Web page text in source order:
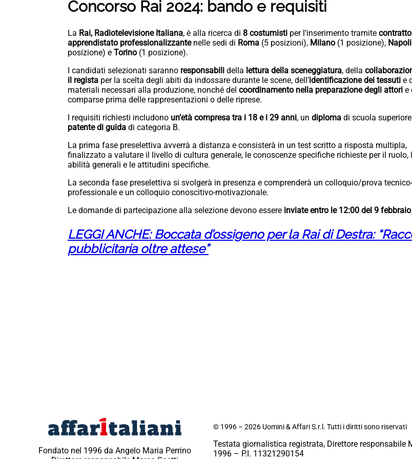
Concorso Rai 2024: bando e requisiti
La Rai, Radiotelevisione Italiana, è alla ricerca di 8 costumisti per l’inserimento tramite
apprendistato professionalizzante nelle sedi di Roma (5 posizioni), Milano (1 posizione), Napoli
posizione) e Torino (1 posizione).
I candidati selezionati saranno responsabili della lettura della sceneggiatura, della
il regista per la scelta degli abiti da indossare durante le scene, dell’identificazione dei tessuti e
materiali necessari alla produzione, nonché del coordinamento nella preparazione degli attori e
comparse prima delle rappresentazioni o delle riprese.
I requisiti richiesti includono un’età compresa tra i 18 e i 29 anni, un diploma di scuola
patente di guida di categoria B.
La prima fase preselettiva avverrà a distanza e consisterà in un test scritto a risposta multipla,
finalizzato a valutare il livello di cultura generale, le conoscenze specifiche richieste per il ruolo,
abilità generali e le attitudini specifiche.
La seconda fase preselettiva si svolgerà in presenza e comprenderà un colloquio/prova tecnico-
professionale e un colloquio conoscitivo-motivazionale.
Le domande di partecipazione alla selezione devono essere inviate entro le 12:00 del 9 febbraio.
LEGGI ANCHE: Boccata d’ossigeno per la Rai di Destra:
pubblicitaria oltre attese”
Fondato nel 1996 da Angelo Maria Perrino
© 1996 – 2026 Uomini & Affari S.r.l. Tutti i diritti sono riservati
Testata giornalistica registrata, Direttore responsabile
1996 – P.I. 11321290154